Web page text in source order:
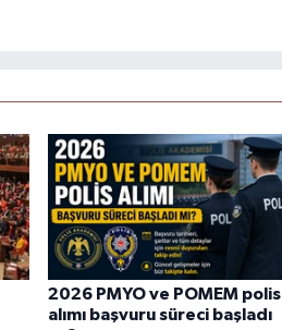
2026 PMYO ve POMEM polis
alımı başvuru süreci başladı